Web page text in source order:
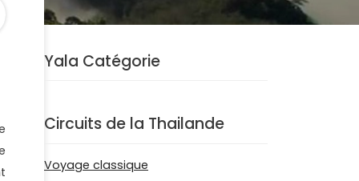
Yala Catégorie
Circuits de la Thailande
Voyage classique